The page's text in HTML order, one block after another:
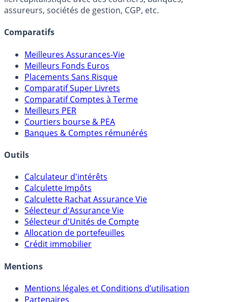
Online) est 100% indépendant, ne possède donc aucun
assureurs, sociétés de gestion, CGP, etc.
Comparatifs
Meilleures Assurances-Vie
Meilleurs Fonds Euros
Placements Sans Risque
Comparatif Super Livrets
Comparatif Comptes à Terme
Meilleurs PER
Banques & Comptes rémunérés
Outils
Calculateur d'intérêts
Calculette Impôts
Calculette Rachat Assurance Vie
Sélecteur d'Assurance Vie
Sélecteur d'Unités de Compte
Crédit immobilier
Mentions